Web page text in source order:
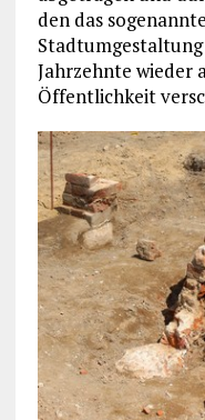
den das
Jahrzehnte wieder
Öffentlichkeit